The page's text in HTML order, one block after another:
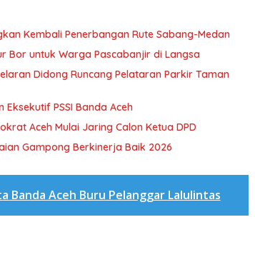
Kembali Penerbangan Rute Sabang-Medan
Bor untuk Warga Pascabanjir di Langsa
Didong Runcang Pelataran Parkir Taman
PSSI Banda Aceh
Aceh Mulai Jaring Calon Ketua DPD
Gampong Berkinerja Baik 2026
Banda Aceh Buru Pelanggar Lalulintas